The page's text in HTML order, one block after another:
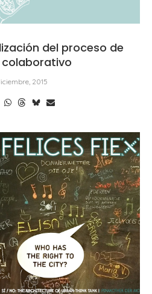
del proceso de
colaborativo
2015